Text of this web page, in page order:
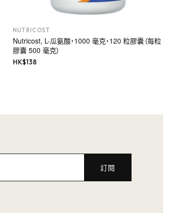
NUTRICOST
Nutricost, L-瓜氨酸，1000 毫克，120 粒膠囊（每粒
膠囊 500 毫克）
HK$138
訂閱